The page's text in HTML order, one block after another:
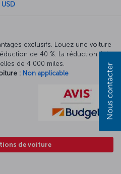
exclusifs. Louez une voiture
de 40 %. La réduction Avis
de 4 000 miles.
: Non applicable
de voiture
Nous contacter